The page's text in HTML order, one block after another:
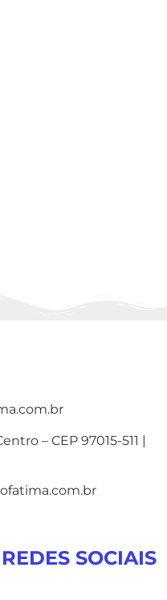
– CEP 97015-511 |
SOCIAIS